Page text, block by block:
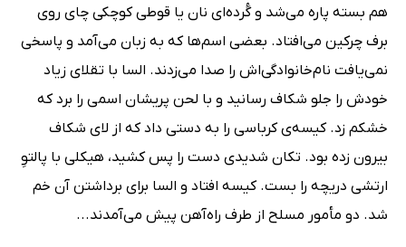
هم بسته پاره می‌شد و گُرده‌ای نان یا قوطی کوچکی چای روی
برف چرکین می‌افتاد. بعضی اسم‌ها که به زبان می‌آمد و پاسخی
نمی‌یافت نام‌خانوادگی‌اش را صدا می‌زدند. السا با تقلای زیاد
خودش را جلو شکاف رسانید و با لحن پریشان اسمی را برد که
خشکم زد. کیسه‌ی کرباسی را به دستی داد که از لای شکاف
بیرون زده بود. تکان شدیدی دست را پس کشید، هیکلی با پالتوِ
ارتشی دریچه را بست. کیسه افتاد و السا برای برداشتن آن خم
شد. دو مأمور مسلح از طرف راه‌آهن پیش می‌آمدند...